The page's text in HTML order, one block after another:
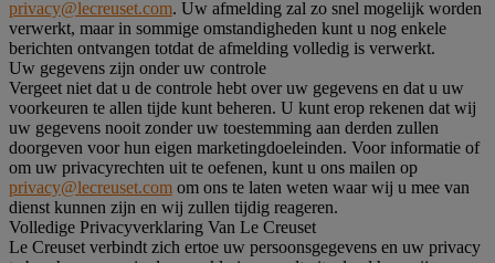
privacy@lecreuset.com. Uw afmelding zal zo snel mogelijk worden
verwerkt, maar in sommige omstandigheden kunt u nog enkele
berichten ontvangen totdat de afmelding volledig is verwerkt.
Uw gegevens zijn onder uw controle
Vergeet niet dat u de controle hebt over uw gegevens en dat u uw
voorkeuren te allen tijde kunt beheren. U kunt erop rekenen dat wij
uw gegevens nooit zonder uw toestemming aan derden zullen
doorgeven voor hun eigen marketingdoeleinden. Voor informatie of
om uw privacyrechten uit te oefenen, kunt u ons mailen op
privacy@lecreuset.com om ons te laten weten waar wij u mee van
dienst kunnen zijn en wij zullen tijdig reageren.
Volledige Privacyverklaring Van Le Creuset
Le Creuset verbindt zich ertoe uw persoonsgegevens en uw privacy